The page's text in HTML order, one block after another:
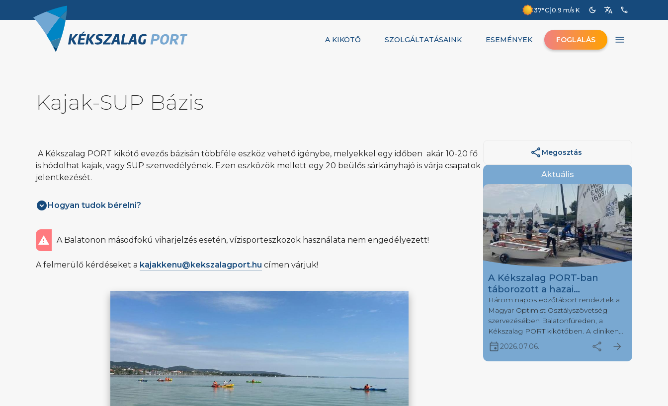
37°C|0.9 m/s K dark_mode translate phone
A KIKÖTŐ SZOLGÁLTATÁSAINK ESEMÉNYEK FOGLALÁS menu
Kajak-SUP Bázis
A Kékszalag PORT kikötő evezős bázisán többféle eszköz vehető igénybe, melyekkel egy időben akár 10-20 fő
is hódolhat kajak, vagy SUP szenvedélyének. Ezen eszközök mellett egy 20 beülős sárkányhajó is várja csapatok
jelentkezését.
Hogyan tudok bérelni?
A Balatonon másodfokú viharjelzés esetén, vízisporteszközök használata nem engedélyezett!
A felmerülő kérdéseket a kajakkenu@kekszalagport.hu címen várjuk!
share Megosztás
Aktuális
A Kékszalag PORT-ban
táborozott a hazai
Optimistes mezőny egy
része
Három napos edzőtábort rendeztek a
Magyar Optimist Osztályszövetség
szervezésében Balatonfüreden, a
Kékszalag PORT kikötőben. A cliniken
több, mint negyven fiatal versenyző
érkezett hét különböző vitorlásklubból.
Július első hetén a Kékszalag Port
event2026.07.06. share arrow_forward